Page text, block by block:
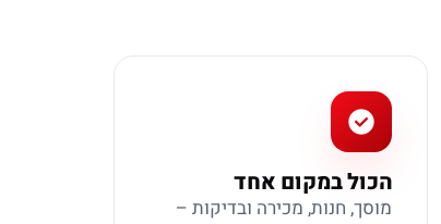
הכול במקום אחד
מוסך, חנות, מכירה ובדיקות –